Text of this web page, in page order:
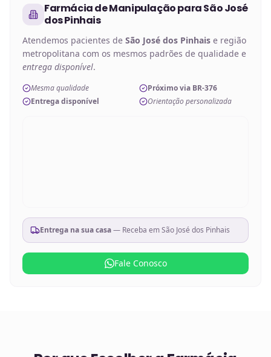
Farmácia de ManipulaçãoparaSão José
dos Pinhais
Atendemos pacientes de São José dos Pinhais e região
metropolitana com os mesmos padrões de qualidade e
entrega disponível.
Mesma qualidade
Próximo via BR-376
Entrega disponível
Orientação personalizada
Entrega na sua casa— Receba emSão José dos Pinhais
Fale Conosco